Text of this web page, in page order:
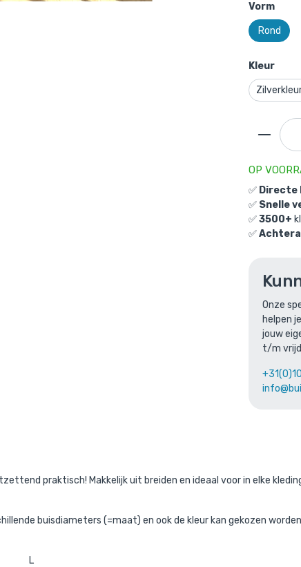
Vorm
Rond
Kleur
OP
✅ Directe
✅ Snelle
✅3500+
✅
Onze
helpen
jouw
t/m
praktisch! Makkelijk uit breiden en ideaal voor in elke
buisdiameters (=maat) en ook de kleur kan gekozen
L
is toegevoegd aan
Kledingrek Cardiff - S / 26,9 mm